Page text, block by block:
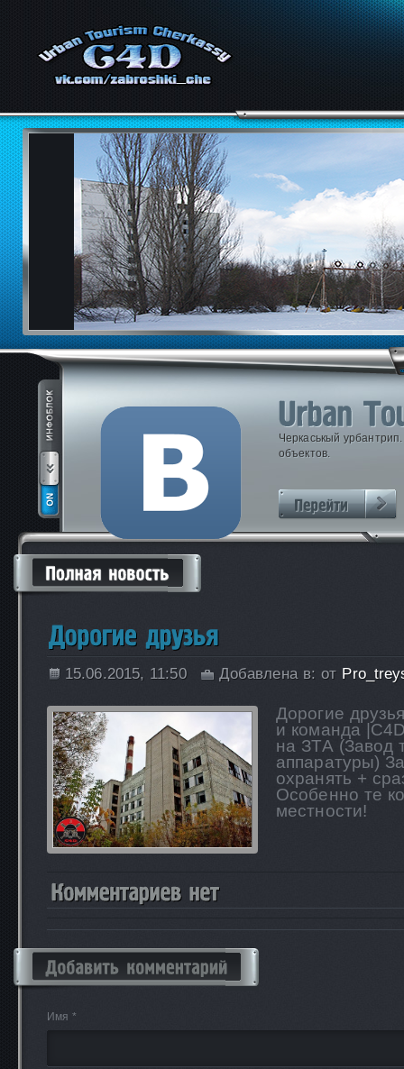
Черкаськый
объектов.
15.06.2015, 11:50 Добавлена в:от
Дорогие
и команда
на ЗТА (Завод
аппаратуры)
охранять +
Особенно те
местности!
Имя *